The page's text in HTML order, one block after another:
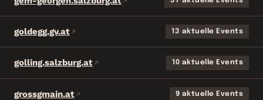
goldegg.gv.at 13 aktuelle Events
golling.salzburg.at 10 aktuelle Events
grossgmain.at 9 aktuelle Events